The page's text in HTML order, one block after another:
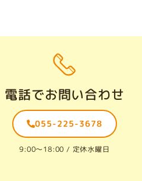
電話でお問い合わせ
055-225-3678
9:00〜18:00 / 定休水曜日